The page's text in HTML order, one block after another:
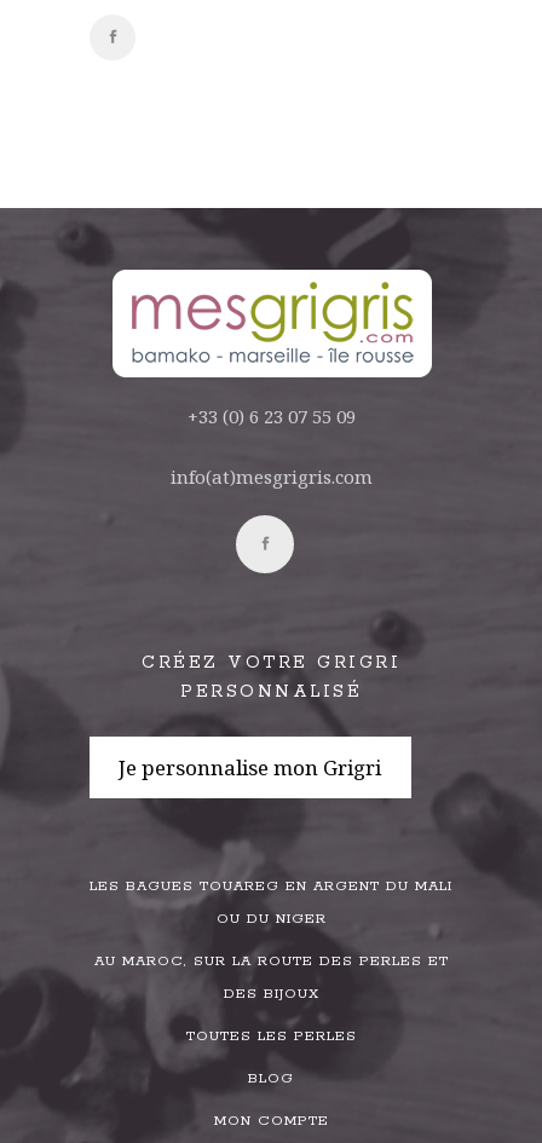
+33 (0) 6 23 07 55 09
info(at)mesgrigris.com
CRÉEZ VOTRE GRIGRI
PERSONNALISÉ
Je personnalise mon Grigri
LES BAGUES TOUAREG EN ARGENT DU MALI
OU DU NIGER
AU MAROC, SUR LA ROUTE DES PERLES ET
DES BIJOUX
TOUTES LES PERLES
BLOG
MON COMPTE